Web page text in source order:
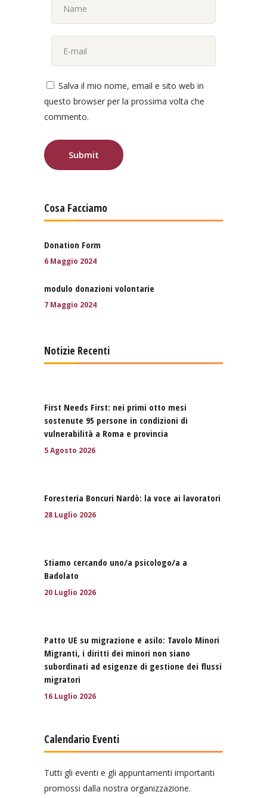
Salva il mio nome, email e sito web in
questo browser per la prossima volta che
commento.
Cosa Facciamo
Donation Form
6 Maggio 2024
modulo donazioni volontarie
7 Maggio 2024
Notizie Recenti
First Needs First: nei primi otto mesi
sostenute 95 persone in condizioni di
vulnerabilità a Roma e provincia
5 Agosto 2026
Foresteria Boncuri Nardò: la voce ai lavoratori
28 Luglio 2026
Stiamo cercando uno/a psicologo/a a
Badolato
20 Luglio 2026
Patto UE su migrazione e asilo: Tavolo Minori
Migranti, i diritti dei minori non siano
subordinati ad esigenze di gestione dei flussi
migratori
16 Luglio 2026
Calendario Eventi
Tutti gli eventi e gli appuntamenti importanti
promossi dalla nostra organizzazione.